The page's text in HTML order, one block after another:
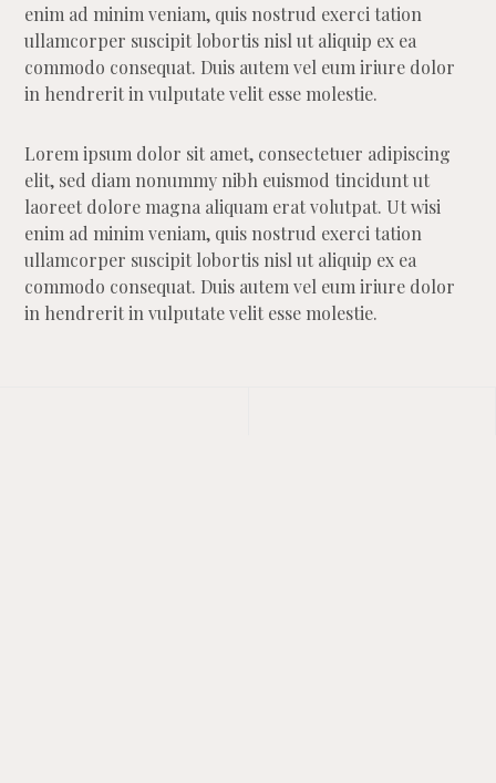
enim ad minim veniam, quis nostrud exerci tation
ullamcorper suscipit lobortis nisl ut aliquip ex ea
commodo consequat. Duis autem vel eum iriure dolor
in hendrerit in vulputate velit esse molestie.
Lorem ipsum dolor sit amet, consectetuer adipiscing
elit, sed diam nonummy nibh euismod tincidunt ut
laoreet dolore magna aliquam erat volutpat. Ut wisi
enim ad minim veniam, quis nostrud exerci tation
ullamcorper suscipit lobortis nisl ut aliquip ex ea
commodo consequat. Duis autem vel eum iriure dolor
in hendrerit in vulputate velit esse molestie.